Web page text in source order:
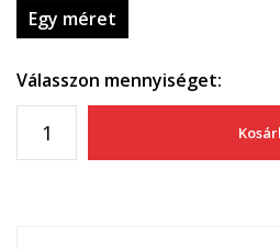
Egy méret
Válasszon mennyiséget: